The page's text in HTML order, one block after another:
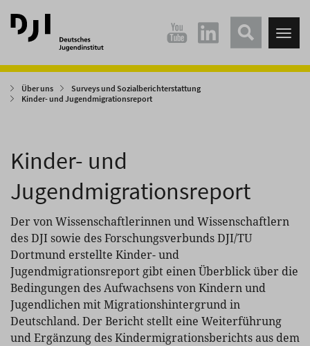
Direkt
zum
Hauptinhalt
Direkt
zum
Hauptmenü
Über uns
Surveys und Sozialberichterstattung
Kinder- und Jugendmigrationsreport
Kinder- und
Jugendmigrationsreport
Der von Wissenschaftlerinnen und Wissenschaftlern
des DJI sowie des Forschungsverbunds DJI/TU
Dortmund erstellte Kinder- und
Jugendmigrationsreport gibt einen Überblick über die
Bedingungen des Aufwachsens von Kindern und
Jugendlichen mit Migrationshintergrund in
Deutschland. Der Bericht stellt eine Weiterführung
und Ergänzung des Kindermigrationsberichts aus dem